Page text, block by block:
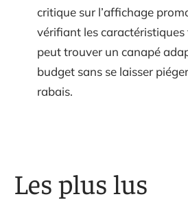
critique sur l’affichage
vérifiant les caractéristiques
peut trouver un canapé
budget sans se laisser
rabais.
Les plus lus